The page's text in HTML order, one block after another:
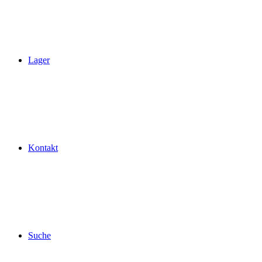
Lager
Kontakt
Suche